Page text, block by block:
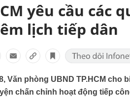
yêu cầu các
lịch tiếp dân
Văn phòng UBND TP.HCM
chấn chỉnh hoạt động tiếp